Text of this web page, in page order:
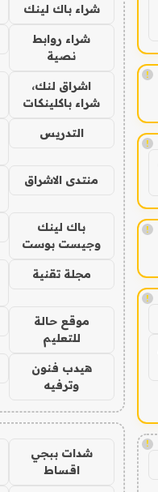
!
!
!
!
!
شراء باك لينك
شراء روابط
نصية
اشراق لنك،
شراء باكلينكات
التدريس
منتدى الاشراق
باك لينك
وجيست بوست
مجلة تقنية
موقع حالة
للتعليم
هيدب فنون
وترفيه
شدات ببجي
اقساط